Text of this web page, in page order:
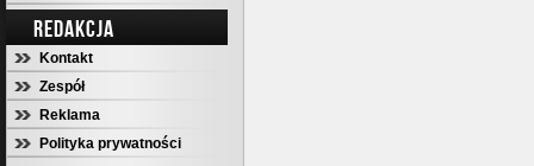
REDAKCJA
Kontakt
Zespół
Reklama
Polityka prywatności